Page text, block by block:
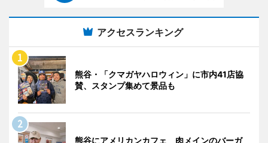
アクセスランキング
熊谷・「クマガヤハロウィン」に市内41店協
賛、スタンプ集めて景品も
熊谷にアメリカンカフェ 肉メインのバーガ